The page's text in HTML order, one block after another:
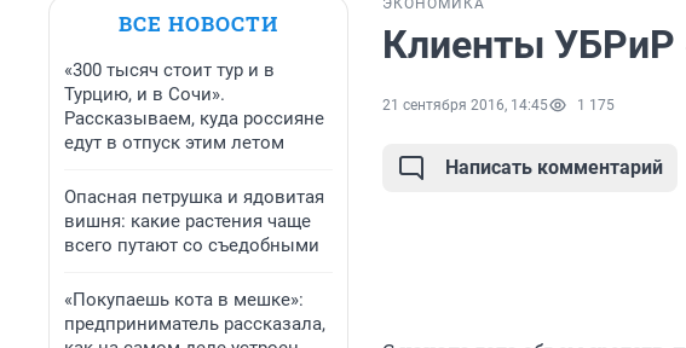
ВСЕ НОВОСТИ
«300 тысяч стоит тур и в
Турцию, и в Сочи».
Рассказываем, куда россияне
едут в отпуск этим летом
Опасная петрушка и ядовитая
вишня: какие растения чаще
всего путают со съедобными
«Покупаешь кота в мешке»:
предприниматель рассказала,
ЭКОНОМИКА
Клиенты УБРиР
21 сентября 2016, 14:45 1 175
Написать комментарий